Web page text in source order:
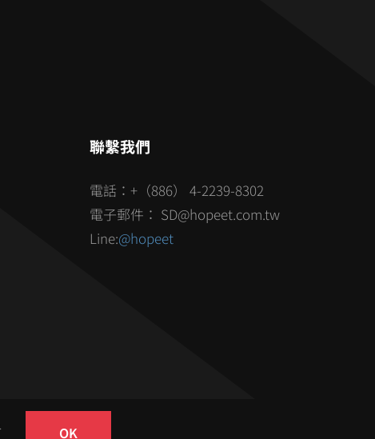
聯繫我們
電話：+（886） 4-2239-8302
電子郵件： SD@hopeet.com.tw
Line:@hopeet
OK